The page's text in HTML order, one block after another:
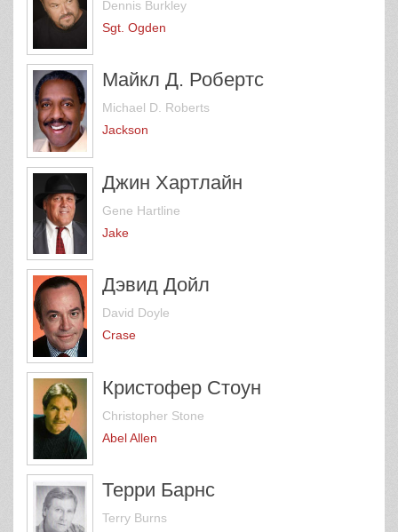
Dennis Burkley
Sgt. Ogden
Майкл Д. Робертс
Michael D. Roberts
Jackson
Джин Хартлайн
Gene Hartline
Jake
Дэвид Дойл
David Doyle
Crase
Кристофер Стоун
Christopher Stone
Abel Allen
Терри Барнс
Terry Burns